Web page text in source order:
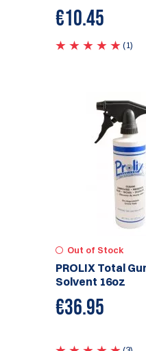
€10.45
(1)
Out of Stock
PROLIX Total
Solvent 16oz
€36.95